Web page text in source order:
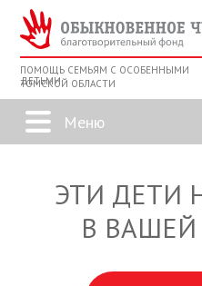
ПОМОЩЬ СЕМЬЯМ С ОСОБЕННЫМИ
ДЕТЬМИ
ТОМСКОЙ ОБЛАСТИ
ЭТИ ДЕТИ
В